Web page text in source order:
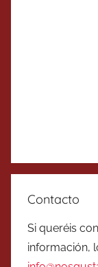
Contacto
Si queréis
información,